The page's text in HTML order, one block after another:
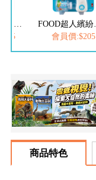
會員價:$205
商品特色